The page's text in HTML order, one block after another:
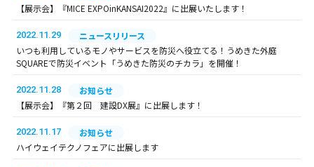
九州・沖縄（外部）
【展示会】『MICE EXPOinKANSAI2022』に出展いたします！
2022.11.29
ニュースリリース
いつも利用しているモノやサービスを防災へ役立てる！うめきた外庭
SQUAREで防災イベント「うめきた防災のチカラ」を開催！
2022.11.28
お知らせ
【展示会】『第２回 建設DX展』に出展します！
2022.11.17
お知らせ
ハイウェイテクノフェアに出展します